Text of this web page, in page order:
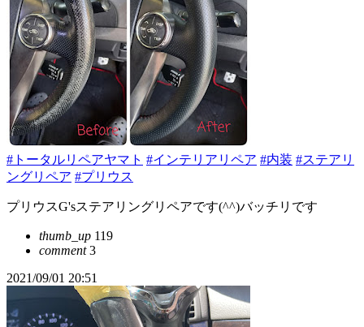
#トータルリペアヤマト #インテリアリペア #内装 #ステアリ
ングリペア #プリウス
プリウスG'sステアリングリペアです(^^)バッチリです
thumb_up 119
comment3
2021/09/01 20:51